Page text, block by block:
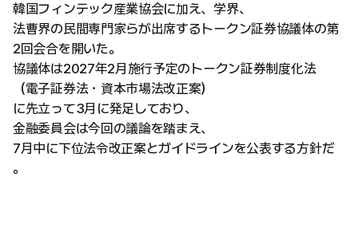
韓国フィンテック産業協会に加え、学界、
法曹界の民間専門家らが出席するトークン証券協議体の第
2回会合を開いた。
協議体は2027年2月施行予定のトークン証券制度化法
（電子証券法・資本市場法改正案）
に先立って3月に発足しており、
金融委員会は今回の議論を踏まえ、
7月中に下位法令改正案とガイドラインを公表する方針だ
。